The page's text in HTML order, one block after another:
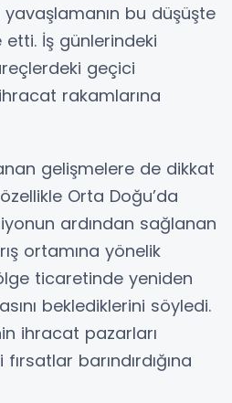
bu düşüşte
İş günlerindeki
geçici
rakamlarına
gelişmelere de dikkat
Orta Doğu’da
ardından sağlanan
ortamına yönelik
ticaretinde yeniden
beklediklerini söyledi.
ihracat pazarları
barındırdığına